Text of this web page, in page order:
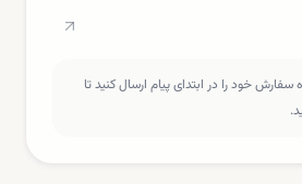
خود را در ابتدای پیام ارسال کنید تا